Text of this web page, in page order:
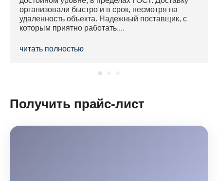
организовали быстро и в срок, несмотря на
удаленность объекта. Надежный поставщик, с
которым приятно работать....
читать полностью
Получить прайс-лист